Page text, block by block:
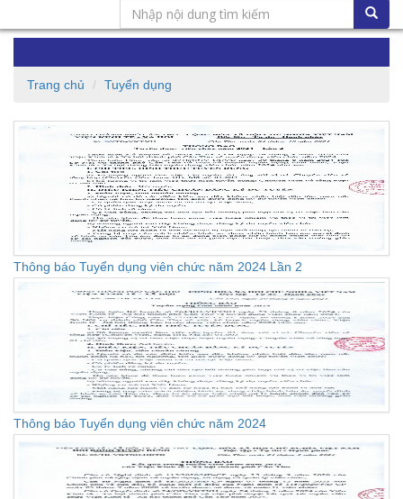
navigation
Trang chủ Tuyển dụng
Thông báo Tuyển dụng viên chức năm 2024 Lần 2
Thông báo Tuyển dụng viên chức năm 2024